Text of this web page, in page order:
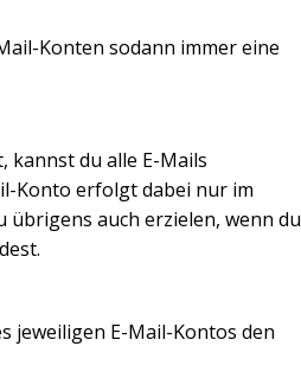
Konten sodann immer eine
kannst du alle E-Mails
Konto erfolgt dabei nur im
auch erzielen, wenn du
jeweiligen E-Mail-Kontos den